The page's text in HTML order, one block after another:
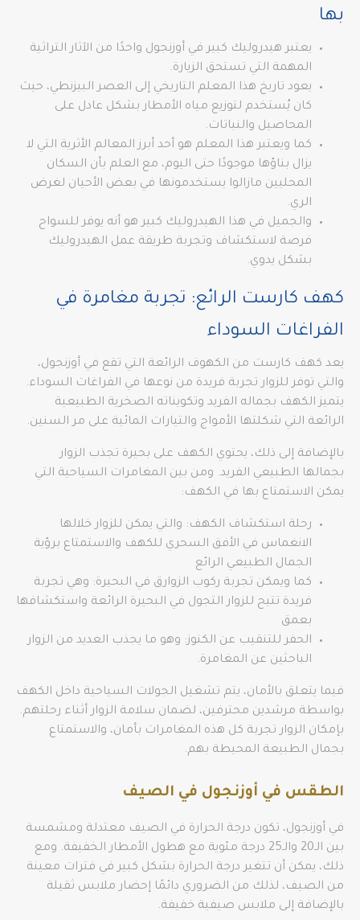
بها
يعتبر هيدروليك كبير في أوزنجول واحدًا من الآثار التراثية
المهمة التي تستحق الزيارة.
يعود تاريخ هذا المعلم التاريخي إلى العصر البيزنطي، حيث
كان يُستخدم لتوزيع مياه الأمطار بشكل عادل على
المحاصيل والنباتات.
كما ويعتبر هذا المعلم هو أحد أبرز المعالم الأثرية التي لا
يزال بناؤها موجودًا حتى اليوم، مع العلم بأن السكان
المحليين مازالوا يستخدمونها في بعض الأحيان لغرض
الري.
والجميل في هذا الهيدروليك كبير هو أنه يوفر للسواح
فرصة لاستكشاف وتجربة طريقة عمل الهيدروليك
بشكل يدوي.
كهف كارست الرائع: تجربة مغامرة في
الفراغات السوداء
يعد كهف كارست من الكهوف الرائعة التي تقع في أوزنجول،
والتي توفر للزوار تجربة فريدة من نوعها في الفراغات السوداء.
يتميز الكهف بجماله الفريد وتكويناته الصخرية الطبيعية
الرائعة التي شكلتها الأمواج والتيارات المائية على مر السنين.
بالإضافة إلى ذلك، يحتوي الكهف على بحيرة تجذب الزوار
بجمالها الطبيعي الفريد. ومن بين المغامرات السياحية التي
يمكن الاستمتاع بها في الكهف:
رحلة استكشاف الكهف: والتي يمكن للزوار خلالها
الانغماس في الأفق السحري للكهف والاستمتاع برؤية
الجمال الطبيعي الرائع
كما ويمكن تجربة ركوب الزوارق في البحيرة: وهي تجربة
فريدة تتيح للزوار التجول في البحيرة الرائعة واستكشافها
بعمق
الحفر للتنقيب عن الكنوز: وهو ما يجذب العديد من الزوار
الباحثين عن المغامرة.
فيما يتعلق بالأمان، يتم تشغيل الجولات السياحية داخل الكهف
بواسطة مرشدين محترفين، لضمان سلامة الزوار أثناء رحلتهم.
بإمكان الزوار تجربة كل هذه المغامرات بأمان، والاستمتاع
بجمال الطبيعة المحيطة بهم.
الطقس في أوزنجول في الصيف
في أوزنجول، تكون درجة الحرارة في الصيف معتدلة ومشمسة
بين الـ20 والـ25 درجة مئوية مع هطول الأمطار الخفيفة. ومع
ذلك، يمكن أن تتغير درجة الحرارة بشكل كبير في فترات معينة
من الصيف، لذلك من الضروري دائمًا إحضار ملابس ثقيلة
بالإضافة إلى ملابس صيفية خفيفة.